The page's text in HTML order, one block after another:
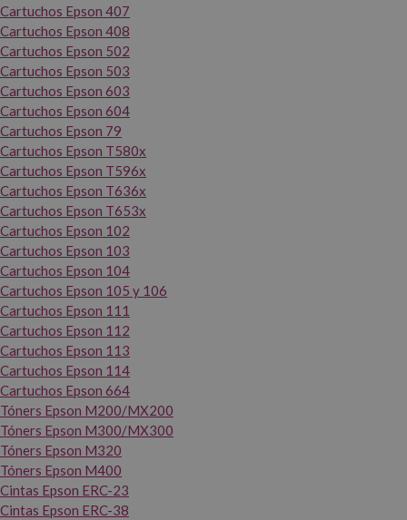
Cartuchos Epson 407
Cartuchos Epson 408
Cartuchos Epson 502
Cartuchos Epson 503
Cartuchos Epson 603
Cartuchos Epson 604
Cartuchos Epson 79
Cartuchos Epson T580x
Cartuchos Epson T596x
Cartuchos Epson T636x
Cartuchos Epson T653x
Cartuchos Epson 102
Cartuchos Epson 103
Cartuchos Epson 104
Cartuchos Epson 105 y 106
Cartuchos Epson 111
Cartuchos Epson 112
Cartuchos Epson 113
Cartuchos Epson 114
Cartuchos Epson 664
Tóners Epson M200/MX200
Tóners Epson M300/MX300
Tóners Epson M320
Tóners Epson M400
Cintas Epson ERC-23
Cintas Epson ERC-38